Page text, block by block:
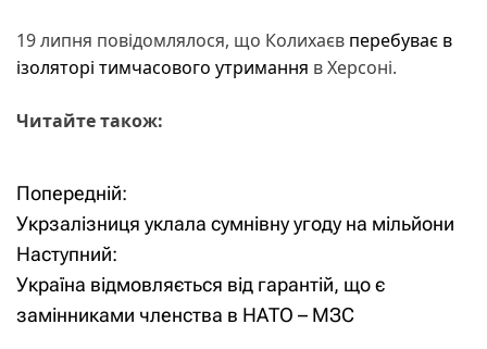
19 липня повідомлялося, що Колихаєв перебуває в
ізоляторі тимчасового утримання в Херсоні.
Читайте також:
Н
а
в
Попередній:
Укрзалізниця уклала сумнівну угоду на мільйони
Наступний:
Україна відмовляється від гарантій, що є
замінниками членства в НАТО – МЗС